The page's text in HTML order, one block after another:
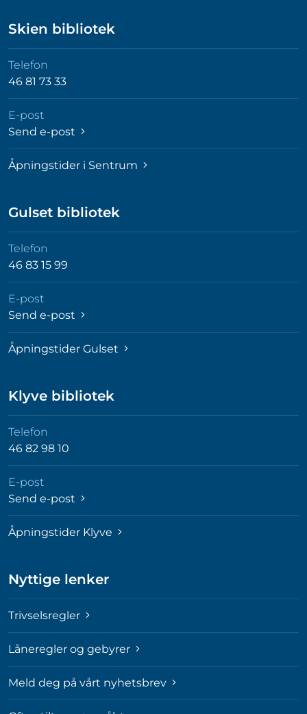
Skien bibliotek
Telefon
46 81 73 33
E-post
Send e-post
Åpningstider i Sentrum
Gulset bibliotek
Telefon
46 83 15 99
E-post
Send e-post
Åpningstider Gulset
Klyve bibliotek
Telefon
46 82 98 10
E-post
Send e-post
Åpningstider Klyve
Nyttige lenker
Trivselsregler
Låneregler og gebyrer
Meld deg på vårt nyhetsbrev